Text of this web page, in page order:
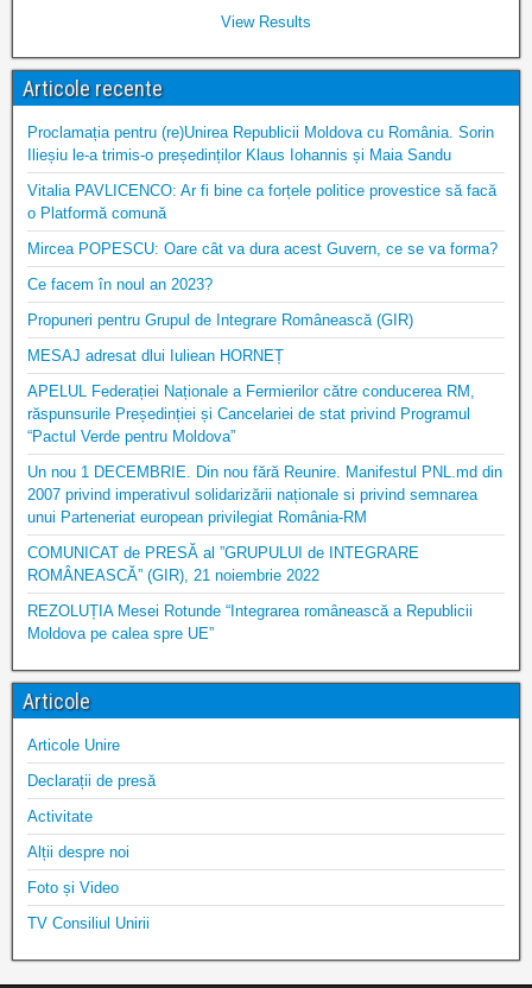
View Results
Articole recente
Proclamația pentru (re)Unirea Republicii Moldova cu România. Sorin
Ilieșiu le-a trimis-o președinților Klaus Iohannis și Maia Sandu
Vitalia PAVLICENCO: Ar fi bine ca forțele politice provestice să facă
o Platformă comună
Mircea POPESCU: Oare cât va dura acest Guvern, ce se va forma?
Ce facem în noul an 2023?
Propuneri pentru Grupul de Integrare Românească (GIR)
MESAJ adresat dlui Iuliean HORNEȚ
APELUL Federației Naționale a Fermierilor către conducerea RM,
răspunsurile Președinției și Cancelariei de stat privind Programul
“Pactul Verde pentru Moldova”
Un nou 1 DECEMBRIE. Din nou fără Reunire. Manifestul PNL.md din
2007 privind imperativul solidarizării naționale si privind semnarea
unui Parteneriat european privilegiat România-RM
COMUNICAT de PRESĂ al ”GRUPULUI de INTEGRARE
ROMÂNEASCĂ” (GIR), 21 noiembrie 2022
REZOLUȚIA Mesei Rotunde “Integrarea românească a Republicii
Moldova pe calea spre UE”
Articole
Articole Unire
Declarații de presă
Activitate
Alții despre noi
Foto și Video
TV Consiliul Unirii